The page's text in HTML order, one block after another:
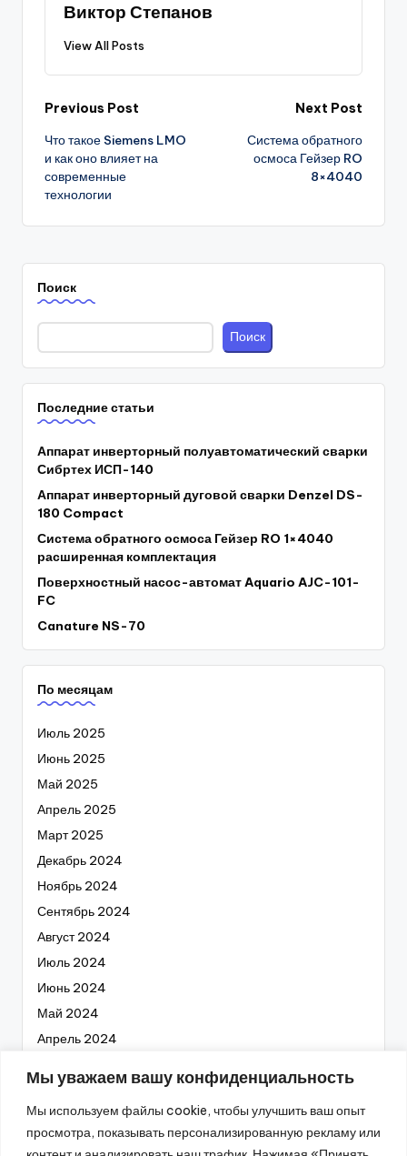
Мы уважаем вашу конфиденциальность
Мы используем файлы cookie, чтобы улучшить ваш опыт
просмотра, показывать персонализированную рекламу или
Виктор Степанов
View All Posts
Post
navigation
Previous Post
Что такое Siemens LMO
и как оно влияет на
современные
технологии
Next Post
Система обратного
осмоса Гейзер RO
8×4040
Поиск
Поиск
Последние статьи
Аппарат инверторный полуавтоматический сварки
Сибртех ИСП-140
Аппарат инверторный дуговой сварки Denzel DS-
180 Compact
Система обратного осмоса Гейзер RO 1×4040
расширенная комплектация
Поверхностный насос-автомат Aquario AJC-101-
FC
Canature NS-70
По месяцам
Июль 2025
Июнь 2025
Май 2025
Апрель 2025
Март 2025
Декабрь 2024
Ноябрь 2024
Сентябрь 2024
Август 2024
Июль 2024
Июнь 2024
Май 2024
Апрель 2024
Февраль 2024
Январь 2024
Декабрь 2023